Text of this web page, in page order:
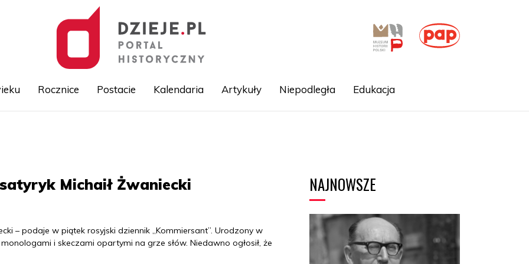
Rocznice Postacie Kalendaria Artykuły Niepodległa Edukacja
Michaił Żwaniecki
– podaje w piątek rosyjski dziennik „Kommiersant”. Urodzony w
i skeczami opartymi na grze słów. Niedawno ogłosił, że
NAJNOWSZE